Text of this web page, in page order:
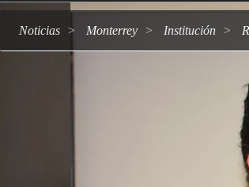
Noticias Monterrey Institución